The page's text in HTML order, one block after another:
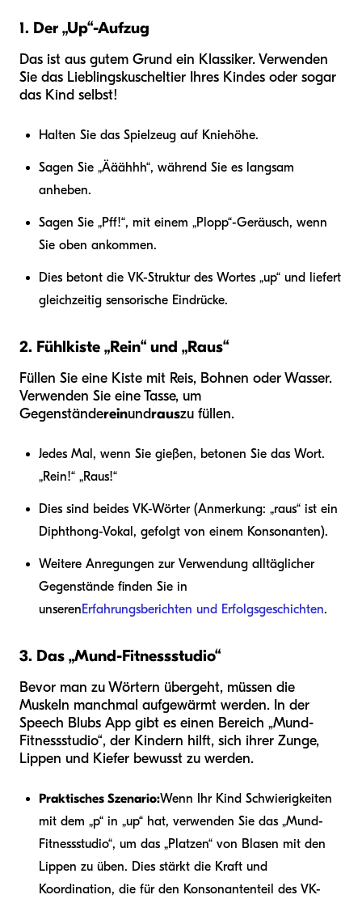
1. Der „Up“-Aufzug
Das ist aus gutem Grund ein Klassiker. Verwenden
Sie das Lieblingskuscheltier Ihres Kindes oder sogar
das Kind selbst!
Halten Sie das Spielzeug auf Kniehöhe.
Sagen Sie „Ääähhh“, während Sie es langsam
anheben.
Sagen Sie „Pff!“, mit einem „Plopp“-Geräusch, wenn
Sie oben ankommen.
Dies betont die VK-Struktur des Wortes „up“ und liefert
gleichzeitig sensorische Eindrücke.
2. Fühlkiste „Rein“ und „Raus“
Füllen Sie eine Kiste mit Reis, Bohnen oder Wasser.
Verwenden Sie eine Tasse, um
Gegenständereinundrauszu füllen.
Jedes Mal, wenn Sie gießen, betonen Sie das Wort.
„Rein!“ „Raus!“
Dies sind beides VK-Wörter (Anmerkung: „raus“ ist ein
Diphthong-Vokal, gefolgt von einem Konsonanten).
Weitere Anregungen zur Verwendung alltäglicher
Gegenstände finden Sie in
unserenErfahrungsberichten und Erfolgsgeschichten.
3. Das „Mund-Fitnessstudio“
Bevor man zu Wörtern übergeht, müssen die
Muskeln manchmal aufgewärmt werden. In der
Speech Blubs App gibt es einen Bereich „Mund-
Fitnessstudio“, der Kindern hilft, sich ihrer Zunge,
Lippen und Kiefer bewusst zu werden.
Praktisches Szenario:Wenn Ihr Kind Schwierigkeiten
mit dem „p“ in „up“ hat, verwenden Sie das „Mund-
Fitnessstudio“, um das „Platzen“ von Blasen mit den
Lippen zu üben. Dies stärkt die Kraft und
Koordination, die für den Konsonantenteil des VK-